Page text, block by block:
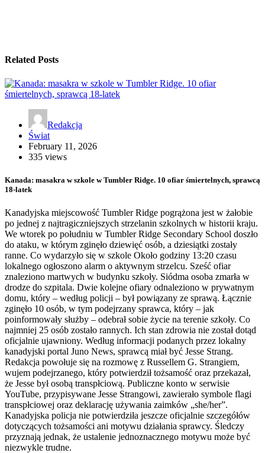
Related Posts
Redakcja
Świat
February 11, 2026
335 views
Kanada: masakra w szkole w Tumbler Ridge. 10 ofiar śmiertelnych, sprawcą
18-latek
Kanadyjska miejscowość Tumbler Ridge pogrążona jest w żałobie
po jednej z najtragiczniejszych strzelanin szkolnych w historii kraju.
We wtorek po południu w Tumbler Ridge Secondary School doszło
do ataku, w którym zginęło dziewięć osób, a dziesiątki zostały
ranne. Co wydarzyło się w szkole Około godziny 13:20 czasu
lokalnego ogłoszono alarm o aktywnym strzelcu. Sześć ofiar
znaleziono martwych w budynku szkoły. Siódma osoba zmarła w
drodze do szpitala. Dwie kolejne ofiary odnaleziono w prywatnym
domu, który – według policji – był powiązany ze sprawą. Łącznie
zginęło 10 osób, w tym podejrzany sprawca, który – jak
poinformowały służby – odebrał sobie życie na terenie szkoły. Co
najmniej 25 osób zostało rannych. Ich stan zdrowia nie został dotąd
oficjalnie ujawniony. Według informacji podanych przez lokalny
kanadyjski portal Juno News, sprawcą miał być Jesse Strang.
Redakcja powołuje się na rozmowę z Russellem G. Strangiem,
wujem podejrzanego, który potwierdził tożsamość oraz przekazał,
że Jesse był osobą transpłciową. Publiczne konto w serwisie
YouTube, przypisywane Jesse Strangowi, zawierało symbole flagi
transpłciowej oraz deklarację używania zaimków „she/her”.
Kanadyjska policja nie potwierdziła jeszcze oficjalnie szczegółów
dotyczących tożsamości ani motywu działania sprawcy. Śledczy
przyznają jednak, że ustalenie jednoznacznego motywu może być
niezwykle trudne.